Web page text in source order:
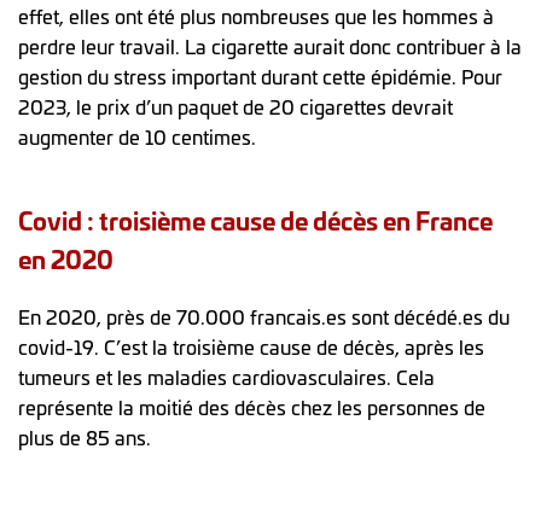
effet, elles ont été plus nombreuses que les hommes à
perdre leur travail. La cigarette aurait donc contribuer à la
gestion du stress important durant cette épidémie. Pour
2023, le prix d’un paquet de 20 cigarettes devrait
augmenter de 10 centimes.
Covid : troisième cause de décès en France
en 2020
En 2020, près de 70.000 francais.es sont décédé.es du
covid-19. C’est la troisième cause de décès, après les
tumeurs et les maladies cardiovasculaires. Cela
représente la moitié des décès chez les personnes de
plus de 85 ans.